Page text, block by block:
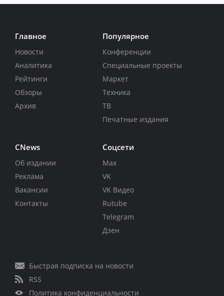
Главное
Новости
Аналитика
Рейтинги
Обзоры
Архив
Популярное
Конференции
Специальные проекты
Маркет
Техника
ТВ
Печатные издания
CNews
Об издании
Реклама
Вакансии
Контакты
Соцсети
Max
VK
VK Видео
Rutube
Telegram
Дзен
Быстрая подписка на новости
RSS
Политика конфиденциальности